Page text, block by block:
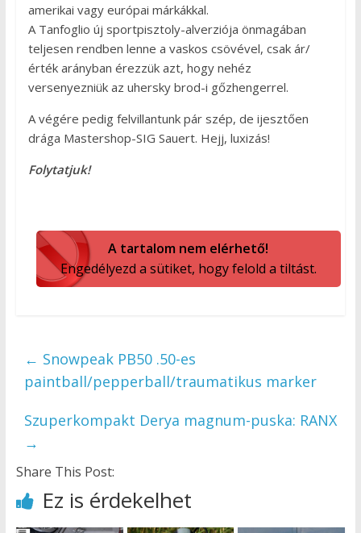
amerikai vagy európai márkákkal.
A Tanfoglio új sportpisztoly-alverziója önmagában
teljesen rendben lenne a vaskos csövével, csak ár/
érték arányban érezzük azt, hogy nehéz
versenyezniük az uhersky brod-i gőzhengerrel.
A végére pedig felvillantunk pár szép, de ijesztően
drága Mastershop-SIG Sauert. Hejj, luxizás!
Folytatjuk!
A tartalom nem elérhető!
Engedélyezd a sütiket, hogy felold a tiltást.
← Snowpeak PB50 .50-es
paintball/pepperball/traumatikus marker
Szuperkompakt Derya magnum-puska: RANX
→
Share This Post:
Ez is érdekelhet